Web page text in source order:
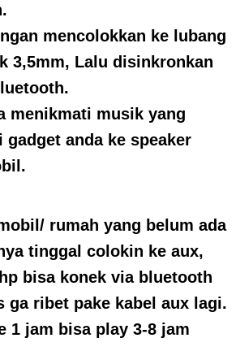
mencolokkan ke lubang
3,5mm, Lalu disinkronkan
menikmati musik yang
gadget anda ke speaker
rumah yang belum ada
tinggal colokin ke aux,
bisa konek via bluetooth
ga ribet pake kabel aux lagi.
1 jam bisa play 3-8 jam